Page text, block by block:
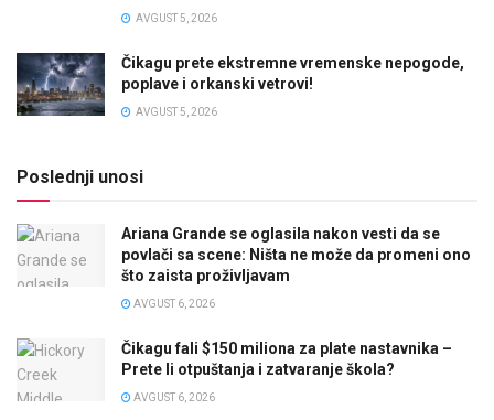
AVGUST 5, 2026
Čikagu prete ekstremne vremenske nepogode,
poplave i orkanski vetrovi!
AVGUST 5, 2026
Poslednji unosi
Ariana Grande se oglasila nakon vesti da se
povlači sa scene: Ništa ne može da promeni ono
što zaista proživljavam
AVGUST 6, 2026
Čikagu fali $150 miliona za plate nastavnika –
Prete li otpuštanja i zatvaranje škola?
AVGUST 6, 2026